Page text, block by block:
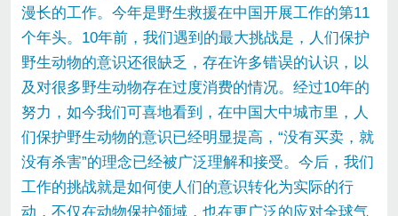
漫长的工作。今年是野生救援在中国开展工作的第11
个年头。10年前，我们遇到的最大挑战是，人们保护
野生动物的意识还很缺乏，存在许多错误的认识，以
及对很多野生动物存在过度消费的情况。经过10年的
努力，如今我们可喜地看到，在中国大中城市里，人
们保护野生动物的意识已经明显提高，“没有买卖，就
没有杀害”的理念已经被广泛理解和接受。今后，我们
工作的挑战就是如何使人们的意识转化为实际的行
动，不仅在动物保护领域，也在更广泛的应对全球气